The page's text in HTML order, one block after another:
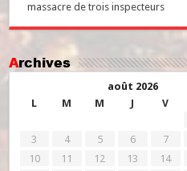
massacre de trois inspecteurs
Archives
août 2026
L
M M J V
3
4 5 6 7
10
11 12 13 14